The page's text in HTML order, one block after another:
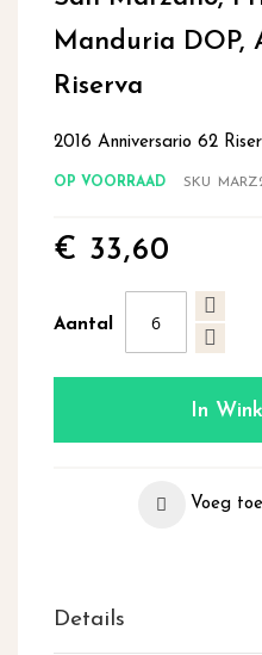
begin
van
de
Manduria DOP,
Riserva
2016 Anniversario 62
OP VOORRAAD SKU
€ 33,60
Aantal
In
Voeg
Details